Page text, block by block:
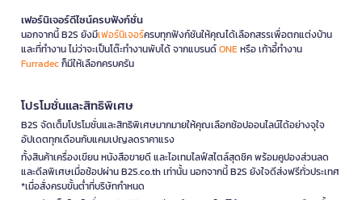
เฟอร์นิเจอร์ดีไซน์ครบฟังก์ชั่น
นอกจากนี้ B2S ยังมีเฟอร์นิเจอร์ครบทุกฟังก์ชันให้คุณได้เลือกสรรเพื่อตกแต่งบ้าน
และที่ทำงาน ไม่ว่าจะเป็นโต๊ะทำงานพับได้ จากแบรนด์ONEหรือ เก้าอี้ทำงาน
Furradecก็มีให้เลือกครบครัน
โปรโมชั่นและสิทธิพิเศษ
B2S จัดเต็มโปรโมชั่นและสิทธิพิเศษมากมายให้คุณเลือกช้อปออนไลน์ได้อย่างจุใจ
อัปเดตทุกเดือนกับแคมเปญลดราคาแรง
ทั้งสินค้าเครื่องเขียน หนังสือขายดี และไอเทมไลฟ์สไตล์สุดชิค พร้อมคูปองส่วนลด
และดีลพิเศษเมื่อช้อปผ่าน B2S.co.th เท่านั้น นอกจากนี้ B2S ยังใจดีส่งฟรีทั่วประเทศ
*เมื่อสั่งครบขั้นต่ำที่บริษัทกำหนด